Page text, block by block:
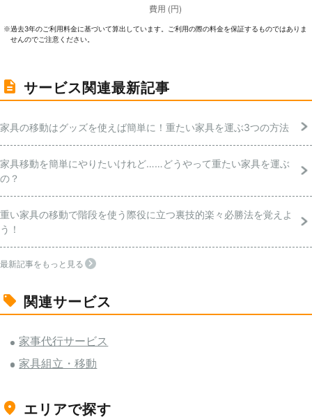
※過去3年のご利⽤料⾦に基づいて算出しています。ご利⽤の際の料⾦を保証するものではありま
せんのでご注意ください。
サービス関連最新記事
家具の移動はグッズを使えば簡単に！重たい家具を運ぶ3つの方法
家具移動を簡単にやりたいけれど……どうやって重たい家具を運ぶ
の？
重い家具の移動で階段を使う際役に立つ裏技的楽々必勝法を覚えよ
う！
最新記事をもっと見る
関連サービス
家事代行サービス
家具組立・移動
エリアで探す